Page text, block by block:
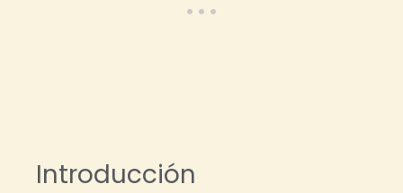
Introducción